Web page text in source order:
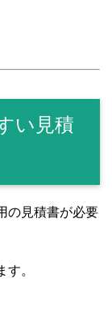
い見積
の見積書が必要
。